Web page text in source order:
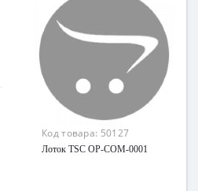
Код товара: 50127
Лоток TSC OP-COM-0001